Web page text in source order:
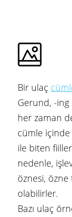
Bir ulaç
Gerund, -
her zaman
cümle içinde
ile biten
nedenle,
öznesi, özne
olabilirler.
Bazı ulaç